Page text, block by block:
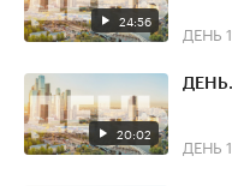
24:56 ДЕНЬ
20:02
ДЕНЬ.
ДЕНЬ